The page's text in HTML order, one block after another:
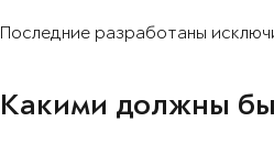
Последние разработаны
Какими должны